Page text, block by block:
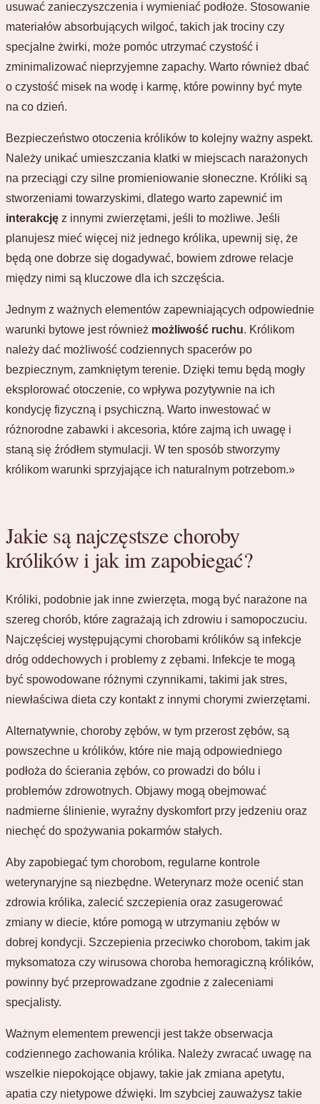
usuwać zanieczyszczenia i wymieniać podłoże. Stosowanie
materiałów absorbujących wilgoć, takich jak trociny czy
specjalne żwirki, może pomóc utrzymać czystość i
zminimalizować nieprzyjemne zapachy. Warto również dbać
o czystość misek na wodę i karmę, które powinny być myte
na co dzień.
Bezpieczeństwo otoczenia królików to kolejny ważny aspekt.
Należy unikać umieszczania klatki w miejscach narażonych
na przeciągi czy silne promieniowanie słoneczne. Króliki są
stworzeniami towarzyskimi, dlatego warto zapewnić im
interakcję z innymi zwierzętami, jeśli to możliwe. Jeśli
planujesz mieć więcej niż jednego królika, upewnij się, że
będą one dobrze się dogadywać, bowiem zdrowe relacje
między nimi są kluczowe dla ich szczęścia.
Jednym z ważnych elementów zapewniających odpowiednie
warunki bytowe jest również możliwość ruchu. Królikom
należy dać możliwość codziennych spacerów po
bezpiecznym, zamkniętym terenie. Dzięki temu będą mogły
eksplorować otoczenie, co wpływa pozytywnie na ich
kondycję fizyczną i psychiczną. Warto inwestować w
różnorodne zabawki i akcesoria, które zajmą ich uwagę i
staną się źródłem stymulacji. W ten sposób stworzymy
królikom warunki sprzyjające ich naturalnym potrzebom.»
Jakie są najczęstsze choroby
królików i jak im zapobiegać?
Króliki, podobnie jak inne zwierzęta, mogą być narażone na
szereg chorób, które zagrażają ich zdrowiu i samopoczuciu.
Najczęściej występującymi chorobami królików są infekcje
dróg oddechowych i problemy z zębami. Infekcje te mogą
być spowodowane różnymi czynnikami, takimi jak stres,
niewłaściwa dieta czy kontakt z innymi chorymi zwierzętami.
Alternatywnie, choroby zębów, w tym przerost zębów, są
powszechne u królików, które nie mają odpowiedniego
podłoża do ścierania zębów, co prowadzi do bólu i
problemów zdrowotnych. Objawy mogą obejmować
nadmierne ślinienie, wyraźny dyskomfort przy jedzeniu oraz
niechęć do spożywania pokarmów stałych.
Aby zapobiegać tym chorobom, regularne kontrole
weterynaryjne są niezbędne. Weterynarz może ocenić stan
zdrowia królika, zalecić szczepienia oraz zasugerować
zmiany w diecie, które pomogą w utrzymaniu zębów w
dobrej kondycji. Szczepienia przeciwko chorobom, takim jak
myksomatoza czy wirusowa choroba hemoragiczną królików,
powinny być przeprowadzane zgodnie z zaleceniami
specjalisty.
Ważnym elementem prewencji jest także obserwacja
codziennego zachowania królika. Należy zwracać uwagę na
wszelkie niepokojące objawy, takie jak zmiana apetytu,
apatia czy nietypowe dźwięki. Im szybciej zauważysz takie